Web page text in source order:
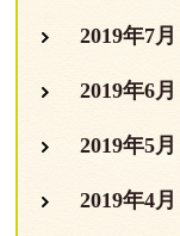
2019年7月
2019年6月
2019年5月
2019年4月